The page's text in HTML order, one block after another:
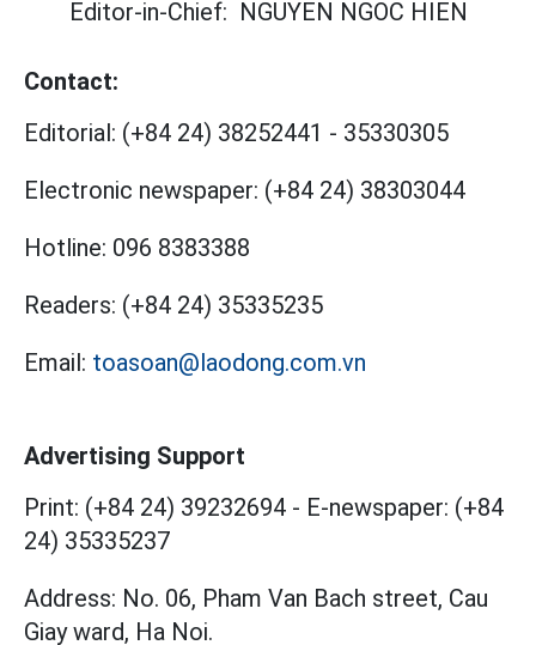
Editor-in-Chief: NGUYEN NGOC HIEN
Contact:
Editorial: (+84 24) 38252441 - 35330305
Electronic newspaper: (+84 24) 38303044
Hotline: 096 8383388
Readers: (+84 24) 35335235
Email: toasoan@laodong.com.vn
Advertising Support
Print: (+84 24) 39232694 - E-newspaper: (+84
24) 35335237
Address: No. 06, Pham Van Bach street, Cau
Giay ward, Ha Noi.